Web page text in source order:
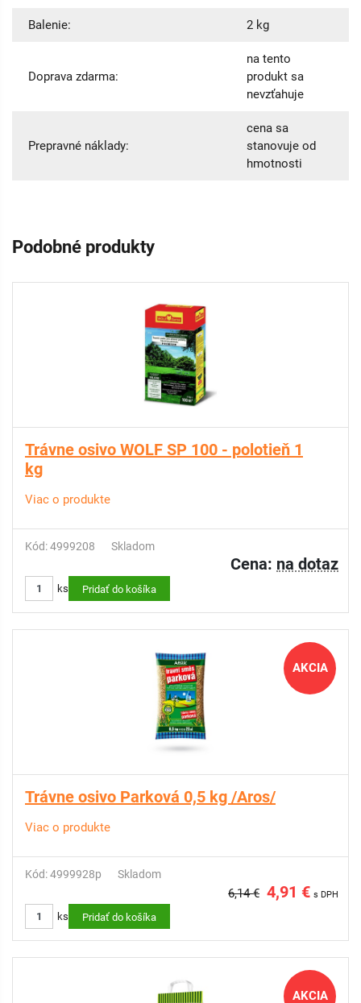
Balenie: 2 kg
Doprava zdarma:
na tento
produkt sa
nevzťahuje
Prepravné náklady:
cena sa
stanovuje od
hmotnosti
Podobné produkty
Trávne osivo WOLF SP 100 - polotieň 1
kg
Viac o produkte
Kód: 4999208 Skladom
Cena: na dotaz
ks Pridať do košíka
AKCIA
Trávne osivo Parková 0,5 kg /Aros/
Viac o produkte
Kód: 4999928p Skladom
6,14 € 4,91 € s DPH
ks Pridať do košíka
AKCIA